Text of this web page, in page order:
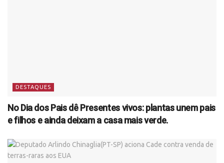
DESTAQUES
No Dia dos Pais dê Presentes vivos: plantas unem pais
e filhos e ainda deixam a casa mais verde.